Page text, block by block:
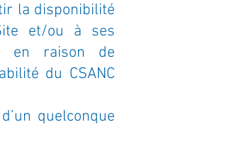
la disponibilité
et/ou à ses
en raison de
du CSANC
quelconque